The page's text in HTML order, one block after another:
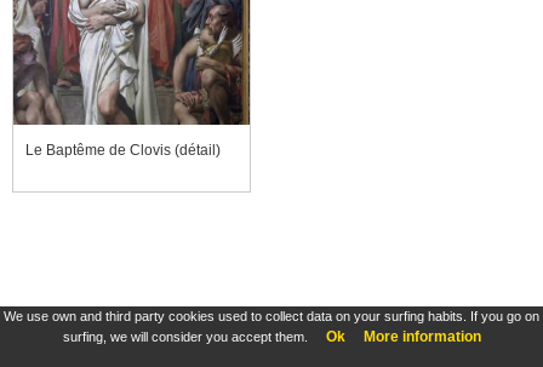
We use own and third party cookies used to collect data on your surfing habits. If you go on
surfing, we will consider you accept them.
Ok More information
Le Baptême de Clovis (détail)